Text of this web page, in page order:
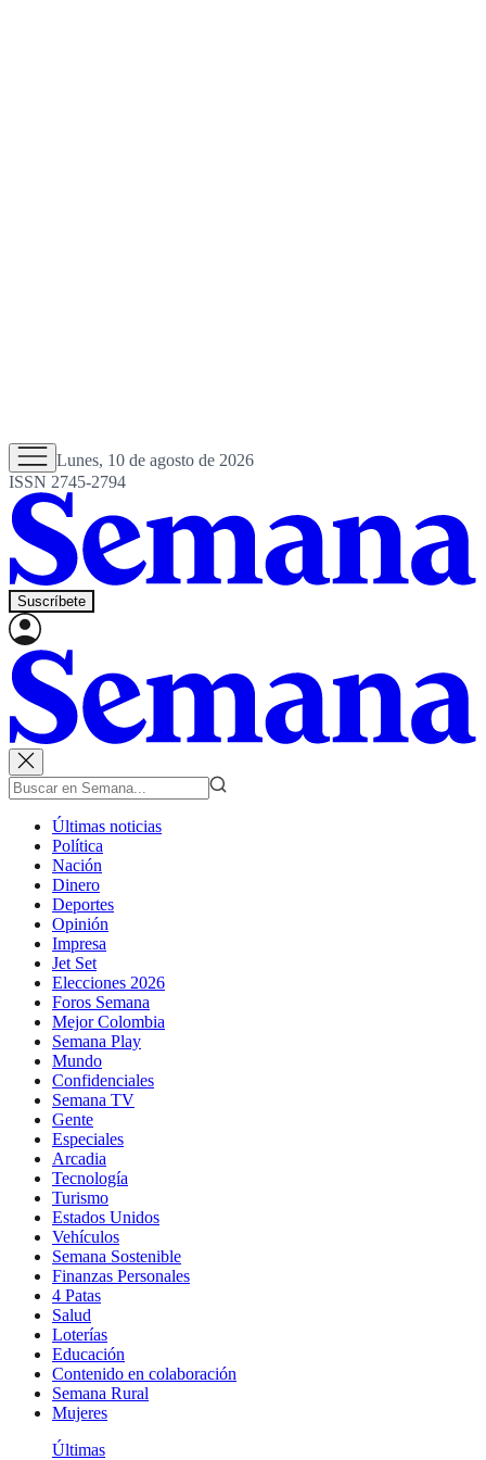
Lunes, 10 de agosto de 2026
ISSN 2745-2794
Suscríbete
Últimas noticias
Política
Nación
Dinero
Deportes
Opinión
Impresa
Jet Set
Elecciones 2026
Foros Semana
Mejor Colombia
Semana Play
Mundo
Confidenciales
Semana TV
Gente
Especiales
Arcadia
Tecnología
Turismo
Estados Unidos
Vehículos
Semana Sostenible
Finanzas Personales
4 Patas
Salud
Loterías
Educación
Contenido en colaboración
Semana Rural
Mujeres
Últimas